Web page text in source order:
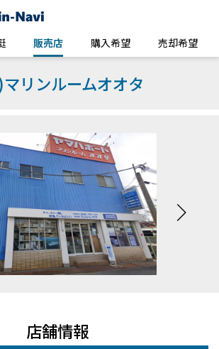
販売店 購入希望 売却希望
リンルームオオタ
店舗情報